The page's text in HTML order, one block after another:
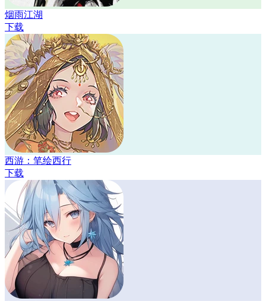
烟雨江湖
下载
西游：笔绘西行
下载